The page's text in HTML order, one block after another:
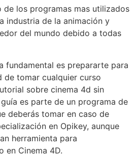
de los programas mas utilizados
industria de la animación y
del mundo debido a todas
fundamental es prepararte para
de tomar cualquier curso
sobre cinema 4d sin
es parte de un programa de
deberás tomar en caso de
en Opikey, aunque
herramienta para
en Cinema 4D.